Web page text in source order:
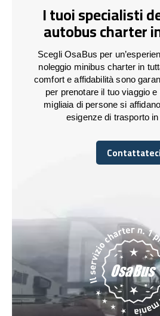
I tuoi specialisti
autobus charter
Scegli OsaBus per
noleggio minibus charter in
comfort e affidabilità sono
per prenotare il tuo viaggio
migliaia di persone si
esigenze di trasporto
Contattateci